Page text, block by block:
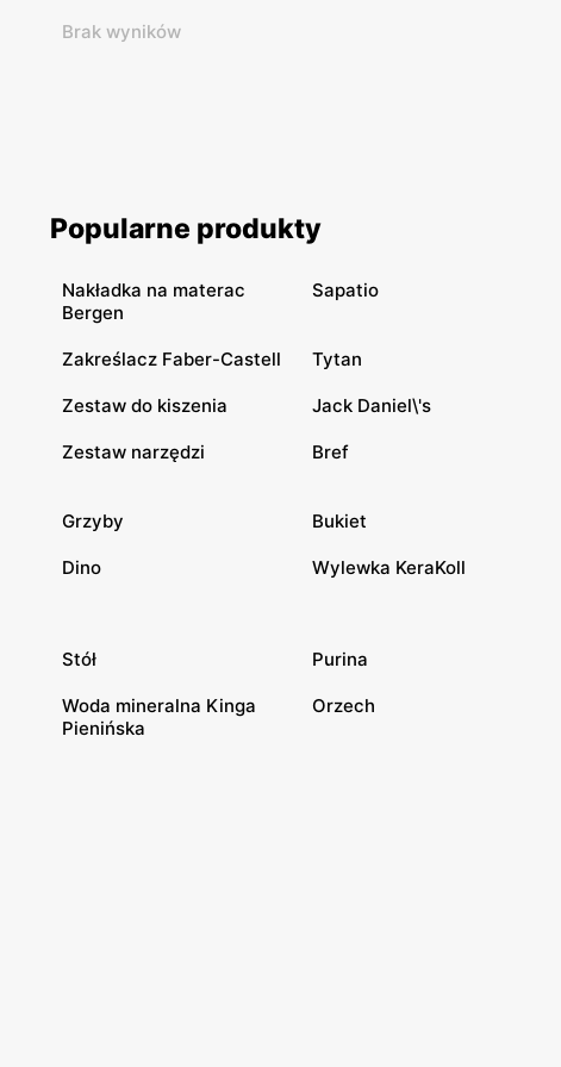
Brak wyników
Popularne produkty
Nakładka na materac
Bergen
Sapatio
Zakreślacz Faber-Castell Tytan
Zestaw do kiszenia Jack Daniel\'s
Zestaw narzędzi Bref
Grzyby Bukiet
Dino Wylewka KeraKoll
Stół Purina
Woda mineralna Kinga
Pienińska
Orzech